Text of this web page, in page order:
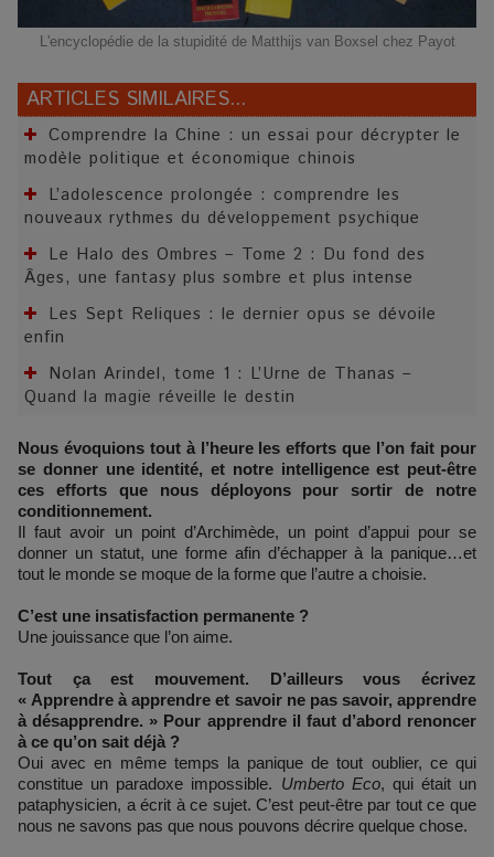
L'encyclopédie de la stupidité de Matthijs van Boxsel chez Payot
ARTICLES SIMILAIRES...
Comprendre la Chine : un essai pour décrypter le
modèle politique et économique chinois
L’adolescence prolongée : comprendre les
nouveaux rythmes du développement psychique
Le Halo des Ombres – Tome 2 : Du fond des
Âges, une fantasy plus sombre et plus intense
Les Sept Reliques : le dernier opus se dévoile
enfin
Nolan Arindel, tome 1 : L’Urne de Thanas –
Quand la magie réveille le destin
Nous évoquions tout à l’heure les efforts que l’on fait pour
se donner une identité, et notre intelligence est peut-être
ces efforts que nous déployons pour sortir de notre
conditionnement.
Il faut avoir un point d’Archimède, un point d’appui pour se
donner un statut, une forme afin d’échapper à la panique…et
tout le monde se moque de la forme que l’autre a choisie.
C’est une insatisfaction permanente ?
Une jouissance que l’on aime.
Tout ça est mouvement. D’ailleurs vous écrivez
« Apprendre à apprendre et savoir ne pas savoir, apprendre
à désapprendre. » Pour apprendre il faut d’abord renoncer
à ce qu’on sait déjà ?
Oui avec en même temps la panique de tout oublier, ce qui
constitue un paradoxe impossible. Umberto Eco, qui était un
pataphysicien, a écrit à ce sujet. C’est peut-être par tout ce que
nous ne savons pas que nous pouvons décrire quelque chose.